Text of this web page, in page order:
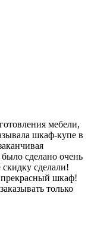
мебели,
шкаф-купе в
сделано очень
сделали!
прекрасный шкаф!
только